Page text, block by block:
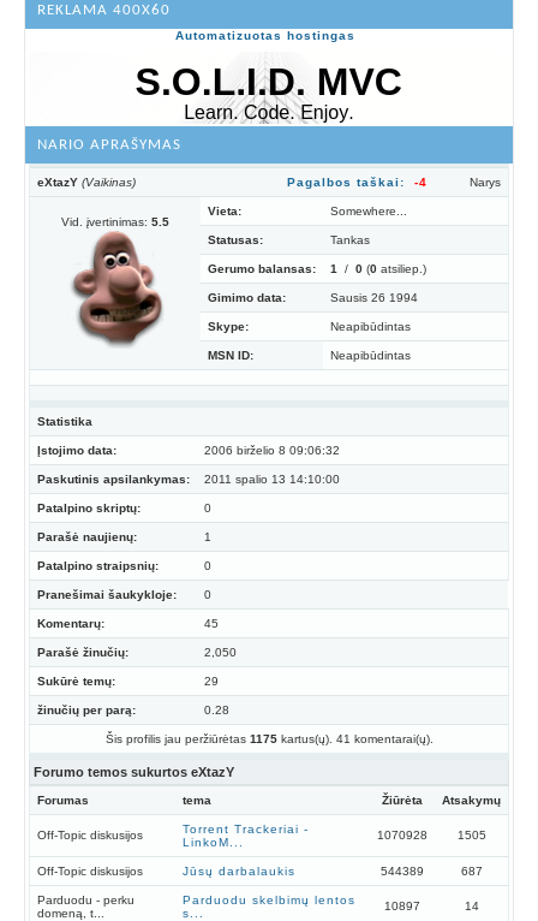
REKLAMA 400X60
Automatizuotas hostingas
NARIO APRAŠYMAS
eXtazY (Vaikinas) Pagalbos taškai: -4 Narys
Vid. įvertinimas: 5.5
Vieta: Somewhere...
Statusas: Tankas
Gerumo balansas: 1 / 0 (0 atsiliep.)
Gimimo data: Sausis 26 1994
Skype: Neapibūdintas
MSN ID: Neapibūdintas
Statistika
Įstojimo data: 2006 birželio 8 09:06:32
Paskutinis apsilankymas: 2011 spalio 13 14:10:00
Patalpino skriptų: 0
Parašė naujienų: 1
Patalpino straipsnių: 0
Pranešimai šaukykloje: 0
Komentarų: 45
Parašė žinučių: 2,050
Sukūrė temų: 29
žinučių per parą: 0.28
Šis profilis jau peržiūrėtas 1175kartus(ų). 41 komentarai(ų).
Forumo temos sukurtos eXtazY
Forumas tema Žiūrėta Atsakymų
Off-Topic diskusijos
Torrent Trackeriai -
LinkoM...
1070928 1505
Off-Topic diskusijos Jūsų darbalaukis 544389 687
Parduodu - perku
domeną, t...
Parduodu skelbimų lentos
s...
10897 14